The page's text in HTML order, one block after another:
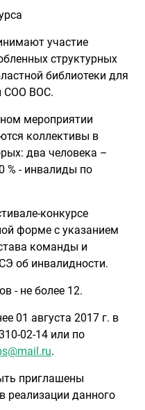
участие
структурных
библиотеки для
СОО ВОС.
мероприятии
коллективы в
два человека –
% - инвалиды по
конкурсе
форме с указанием
команды и
об инвалидности.
- не более 12.
01 августа 2017 г. в
02-14 или по
.
приглашены
реализации данного